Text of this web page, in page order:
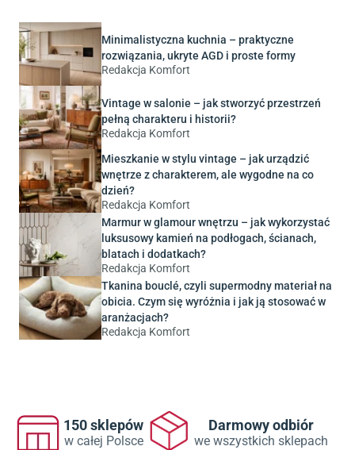
Minimalistyczna kuchnia – praktyczne
rozwiązania, ukryte AGD i proste formy
Redakcja Komfort
Vintage w salonie – jak stworzyć przestrzeń
pełną charakteru i historii?
Redakcja Komfort
Mieszkanie w stylu vintage – jak urządzić
wnętrze z charakterem, ale wygodne na co
dzień?
Redakcja Komfort
Marmur w glamour wnętrzu – jak wykorzystać
luksusowy kamień na podłogach, ścianach,
blatach i dodatkach?
Redakcja Komfort
Tkanina bouclé, czyli supermodny materiał na
obicia. Czym się wyróżnia i jak ją stosować w
aranżacjach?
Redakcja Komfort
150 sklepów
w całej Polsce
Darmowy odbiór
we wszystkich sklepach